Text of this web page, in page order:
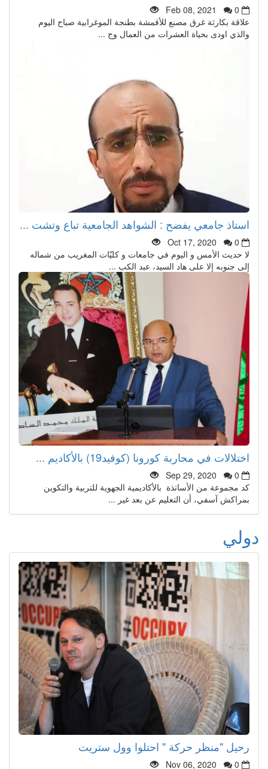
Feb 08, 2021
0
علاقة بكارثة غرق مصنع للأقمشة بطنجة الموغرابية صباح اليوم
والذي اودى بحياة العشرات من العمال وج ...
استاذ جامعي يفضح : الشواهد الجامعية تباع وتشت ...
Oct 17, 2020
0
لا حديث الأمس و اليوم في جامعات و كليّات المغريب من شماله
إلى جنوبه إلا على هاد السيد، عبد الكب ...
اختلالات في محاربة كورونا (كوفيد19) بالأكاديم ...
Sep 29, 2020
0
كد مجموعة من الأساتذة بالأكاديمية الجهوية للتربية والتكوين
بمراكش آسفي، أن التعليم عن بعد غير ...
دولي
رحيل "منظر حركة " احتلوا وول ستريت
Nov 06, 2020 0